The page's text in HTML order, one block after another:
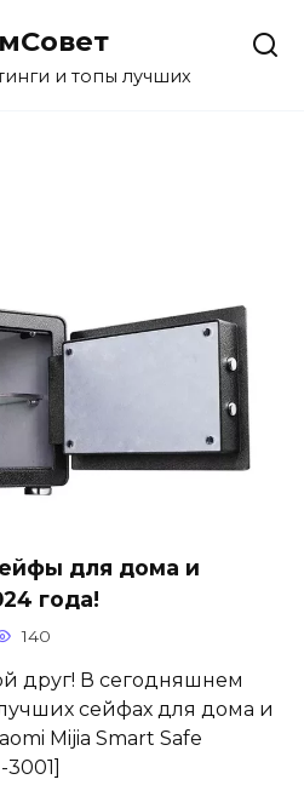
и топы лучших
для дома и
года!
140
друг! В сегодняшнем
сейфах для дома и
Mijia Smart Safe
3001]